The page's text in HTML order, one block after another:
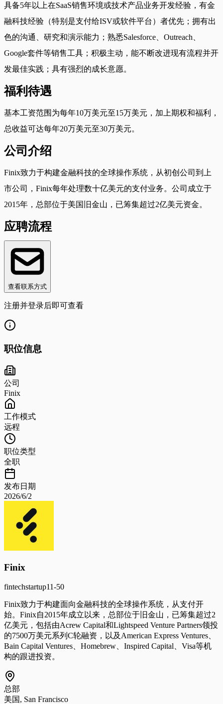
具备5年以上在SaaS销售环境或技术产品业务开发经验，有金
融科技经验（特别是支付给ISV或软件平台）者优先；拥有出
色的沟通、研究和演示能力；熟悉Salesforce、Outreach、
Google套件等销售工具；积极主动，能不断改进现有流程并开
发最佳实践；具有强烈的成长意愿。
福利待遇
基本工资范围为每年10万美元至15万美元，加上期权和福利，
总收益可达每年20万美元至30万美元。
公司介绍
Finix致力于构建金融科技的全球操作系统，从初创公司到上
市公司，Finix每年处理数十亿美元的支付业务。公司成立于
2015年，总部位于美国旧金山，已筹集超过2亿美元资金。
应聘流程
查看联系方式
注册并登录后即可查看
职位信息
公司
Finix
工作模式
远程
职位类型
全职
发布日期
2026/6/2
Finix
fintechstartup11-50
Finix致力于构建面向金融科技的全球操作系统，从支付开
始。Finix自2015年成立以来，总部位于旧金山，已筹集超过2
亿美元，包括由Acrew Capital和Lightspeed Venture Partners领投
的7500万美元系列C轮融资，以及American Express Ventures、
Bain Capital Ventures、Homebrew、Inspired Capital、Visa等机
构的跟进投资。
总部
美国, San Francisco